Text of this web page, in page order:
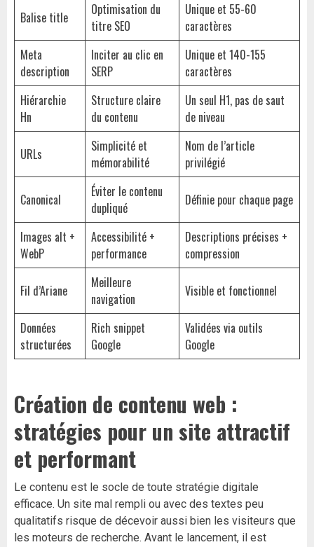
Balise title
Optimisation du
titre SEO
Unique et 55-60
caractères
Meta
description
Inciter au clic en
SERP
Unique et 140-155
caractères
Hiérarchie
Hn
Structure claire
du contenu
Un seul H1, pas de saut
de niveau
URLs
Simplicité et
mémorabilité
Nom de l’article
privilégié
Canonical
Éviter le contenu
dupliqué
Définie pour chaque page
Images alt +
WebP
Accessibilité +
performance
Descriptions précises +
compression
Fil d’Ariane
Meilleure
navigation
Visible et fonctionnel
Données
structurées
Rich snippet
Google
Validées via outils
Google
Création de contenu web :
stratégies pour un site attractif
et performant
Le contenu est le socle de toute stratégie digitale
efficace. Un site mal rempli ou avec des textes peu
qualitatifs risque de décevoir aussi bien les visiteurs que
les moteurs de recherche. Avant le lancement, il est